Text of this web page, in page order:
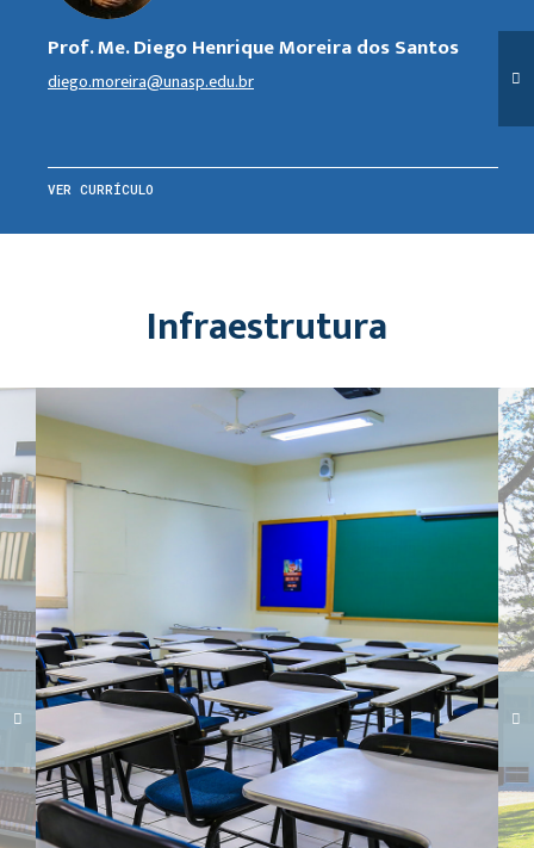
Prof. Me. Diego Henrique Moreira dos Santos
diego.moreira@unasp.edu.br
VER CURRÍCULO
Infraestrutura
Carregando galeria...